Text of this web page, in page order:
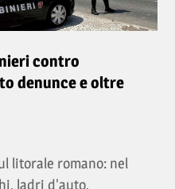
contro
denunce e oltre
litorale romano: nel
ladri d'auto,